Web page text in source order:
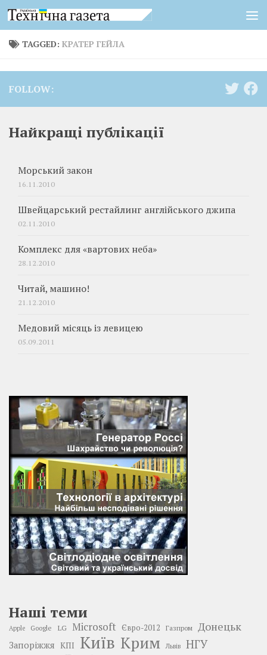
Skip to content
TAGGED: КРАТЕР ГЕЙЛА
FOLLOW:
Найкращі публікації
Морський закон
16.11.2010
Швейцарський рестайлинг англійського джипа
02.11.2010
Комплекс для «вартових неба»
28.12.2010
Читай, машино!
21.12.2010
Медовий місяць із левицею
05.09.2011
Наші теми
Apple Google LG Microsoft Євро-2012 Газпром Донецьк
Запоріжжя КПІ Київ Крим Львів
НГУ